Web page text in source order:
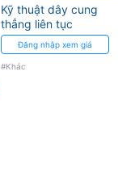
Kỹ thuật dây cung
thẳng liên tục
Đăng nhập xem giá
#Khác